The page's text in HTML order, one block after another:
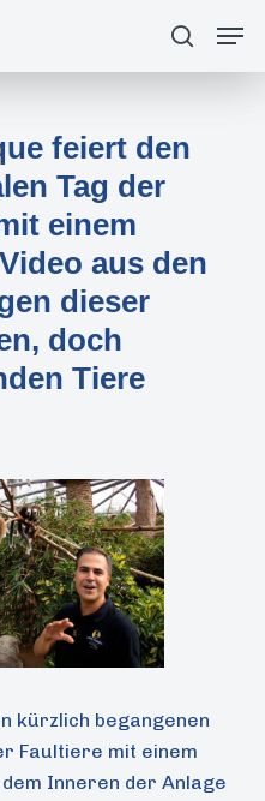
suche
feiert den
Tag der
einem
aus den
dieser
doch
Tiere
kürzlich begangenen
Faultiere mit einem
Inneren der Anlage